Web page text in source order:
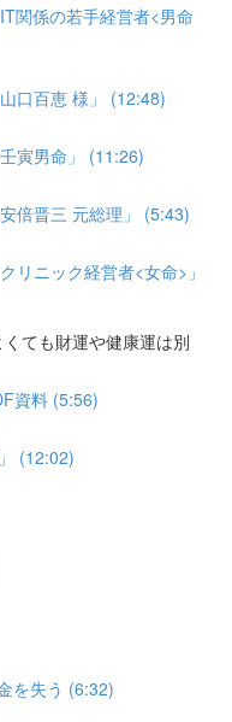
関係の若手経営者<男命
口百恵 様」 (12:48)
寅男命」 (11:26)
倍晋三 元総理」 (5:43)
リニック経営者<女命>」
ても財運や健康運は別
資料 (5:56)
(12:02)
を失う (6:32)